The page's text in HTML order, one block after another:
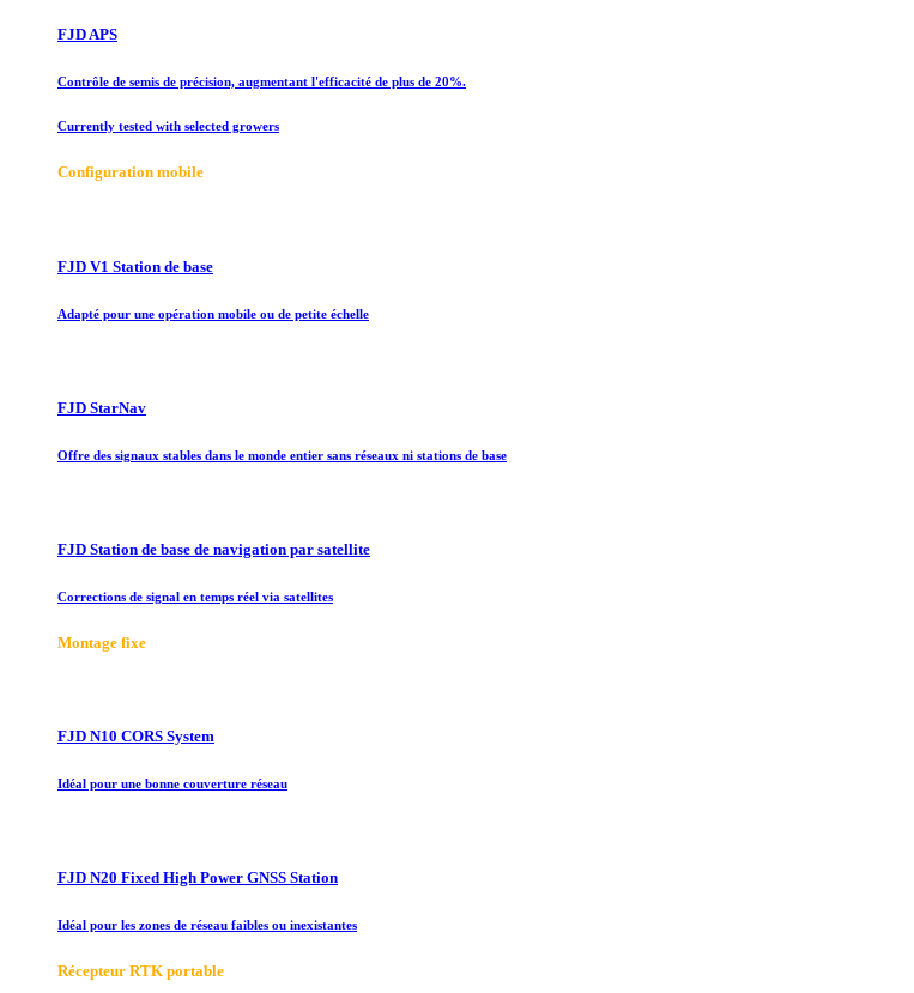
FJD APS
Contrôle de semis de précision, augmentant l'efficacité de plus de 20%.
Currently tested with selected growers
Configuration mobile
FJD V1 Station de base
Adapté pour une opération mobile ou de petite échelle
FJD StarNav
Offre des signaux stables dans le monde entier sans réseaux ni stations de base
FJD Station de base de navigation par satellite
Corrections de signal en temps réel via satellites
Montage fixe
FJD N10 CORS System
Idéal pour une bonne couverture réseau
FJD N20 Fixed High Power GNSS Station
Idéal pour les zones de réseau faibles ou inexistantes
Récepteur RTK portable